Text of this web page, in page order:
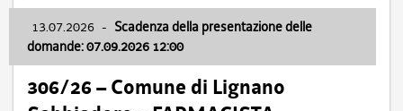
13.07.2026 - Scadenza della presentazione delle
domande: 07.09.2026 12:00
306/26 – Comune di Lignano